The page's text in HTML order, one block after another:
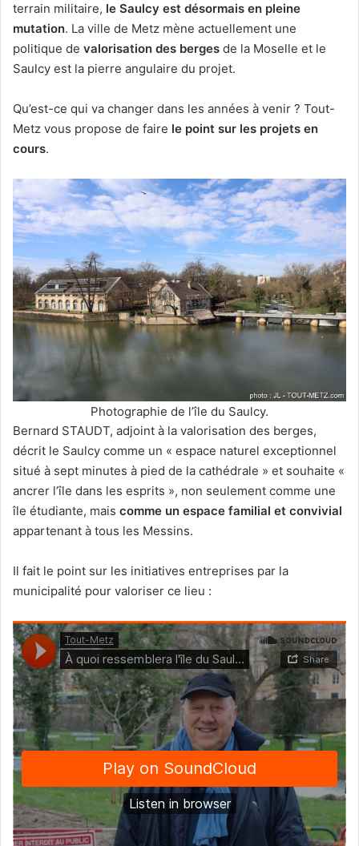
terrain militaire, le Saulcy est désormais en pleine
mutation. La ville de Metz mène actuellement une
politique de valorisation des berges de la Moselle et le
Saulcy est la pierre angulaire du projet.
Qu’est-ce qui va changer dans les années à venir ? Tout-
Metz vous propose de faire le point sur les projets en
cours.
Photographie de l’île du Saulcy.
Bernard STAUDT, adjoint à la valorisation des berges,
décrit le Saulcy comme un « espace naturel exceptionnel
situé à sept minutes à pied de la cathédrale » et souhaite «
ancrer l’île dans les esprits », non seulement comme une
île étudiante, mais comme un espace familial et convivial
appartenant à tous les Messins.
Il fait le point sur les initiatives entreprises par la
municipalité pour valoriser ce lieu :